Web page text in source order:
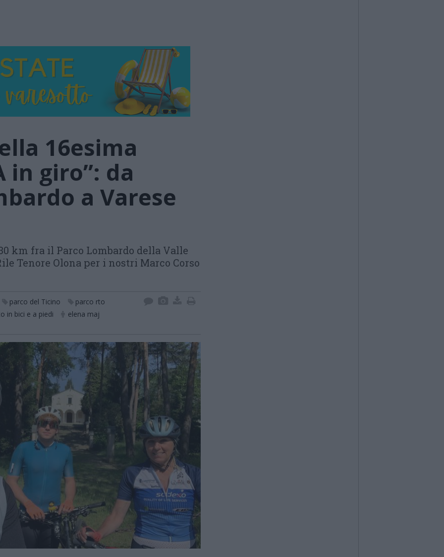
16esima
in giro”: da
a Varese
km fra il Parco Lombardo della Valle
Tenore Olona per i nostri Marco Corso
parco del Ticino
parco rto
in bici e a piedi
elena maj